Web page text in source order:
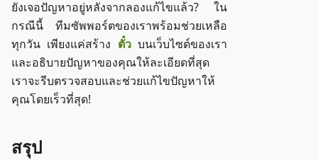
ยังเจอปัญหาอยู่หลังจากลองแก้ไขแล้ว? ใน
กรณีนี้ ทีมซัพพอร์ตของเราพร้อมช่วยเหลือ
ทุกวัน เพียงแค่สร้าง ตั๋วบนเว็บไซต์ของเรา
และอธิบายปัญหาของคุณให้ละเอียดที่สุด
เราจะรีบตรวจสอบและช่วยแก้ไขปัญหาให้
คุณโดยเร็วที่สุด!
สรุป